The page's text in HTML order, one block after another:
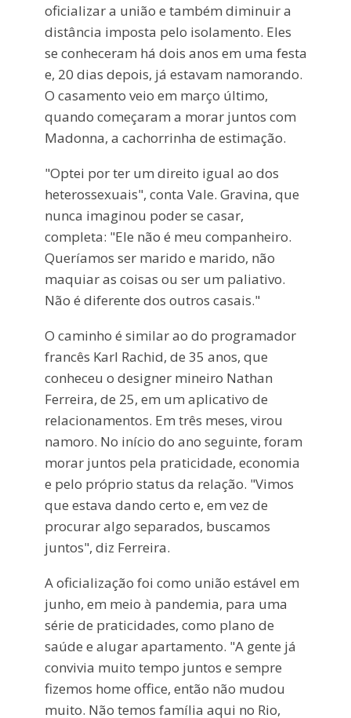
oficializar a união e também diminuir a
distância imposta pelo isolamento. Eles
se conheceram há dois anos em uma festa
e, 20 dias depois, já estavam namorando.
O casamento veio em março último,
quando começaram a morar juntos com
Madonna, a cachorrinha de estimação.
"Optei por ter um direito igual ao dos
heterossexuais", conta Vale. Gravina, que
nunca imaginou poder se casar,
completa: "Ele não é meu companheiro.
Queríamos ser marido e marido, não
maquiar as coisas ou ser um paliativo.
Não é diferente dos outros casais."
O caminho é similar ao do programador
francês Karl Rachid, de 35 anos, que
conheceu o designer mineiro Nathan
Ferreira, de 25, em um aplicativo de
relacionamentos. Em três meses, virou
namoro. No início do ano seguinte, foram
morar juntos pela praticidade, economia
e pelo próprio status da relação. "Vimos
que estava dando certo e, em vez de
procurar algo separados, buscamos
juntos", diz Ferreira.
A oficialização foi como união estável em
junho, em meio à pandemia, para uma
série de praticidades, como plano de
saúde e alugar apartamento. "A gente já
convivia muito tempo juntos e sempre
fizemos home office, então não mudou
muito. Não temos família aqui no Rio,